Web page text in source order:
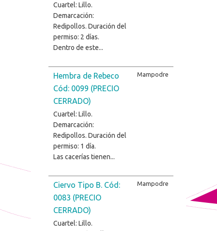
Cuartel: Lillo.
Demarcación:
Redipollos. Duración del
permiso: 2 días.
Dentro de este...
Hembra de Rebeco
Cód: 0099 (PRECIO
CERRADO)
Cuartel: Lillo.
Demarcación:
Redipollos. Duración del
permiso: 1 día.
Las cacerías tienen...
Mampodre
Ciervo Tipo B. Cód:
0083 (PRECIO
CERRADO)
Cuartel: Lillo.
Mampodre